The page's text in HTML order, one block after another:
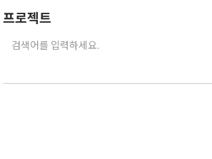
프로젝트